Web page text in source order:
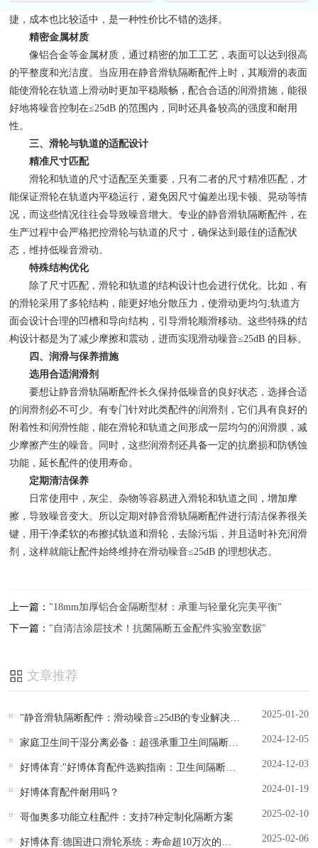
捷，成本也比较适中，是一种性价比不错的选择。
精密金属材质
像铝合金等金属材质，通过精密的加工工艺，表面可以达到很高
的平整度和光洁度。当应用在静音滑轨隔断配件上时，其顺滑的表面
能使滑轮在轨道上滑动时更加平稳顺畅，配合合适的润滑措施，能很
好地将噪音控制在≤25dB 的范围内，同时还具备较高的强度和耐用
性。
三、滑轮与轨道的适配设计
精准尺寸匹配
滑轮和轨道的尺寸适配至关重要，只有二者的尺寸精准匹配，才
能保证滑轮在轨道内平稳运行，避免因尺寸偏差出现卡顿、晃动等情
况，而这些情况往往会导致噪音增大。专业的静音滑轨隔断配件，在
生产过程中会严格把控滑轮与轨道的尺寸，确保达到最佳的适配状
态，维持低噪音滑动。
特殊结构优化
除了尺寸匹配，滑轮和轨道的结构设计也会进行优化。比如，有
的滑轮采用了多轮结构，能更好地分散压力，使滑动更均匀;轨道方
面会设计合理的凹槽和导向结构，引导滑轮顺滑移动。这些特殊的结
构设计都是为了减少摩擦和震动，进而实现滑动噪音≤25dB 的目标。
四、润滑与保养措施
选用合适润滑剂
要想让静音滑轨隔断配件长久保持低噪音的良好状态，选择合适
的润滑剂必不可少。有专门针对此类配件的润滑剂，它们具有良好的
附着性和润滑性能，能在滑轮和轨道之间形成一层均匀的润滑膜，减
少摩擦产生的噪音。同时，这些润滑剂还具备一定的抗磨损和防锈蚀
功能，延长配件的使用寿命。
定期清洁保养
日常使用中，灰尘、杂物等容易进入滑轮和轨道之间，增加摩
擦，导致噪音变大。所以定期对静音滑轨隔断配件进行清洁保养很关
键，用干净柔软的布擦拭轨道和滑轮，去除污垢，并且适时补充润滑
剂，这样就能让配件始终维持在滑动噪音≤25dB 的理想状态。
上一篇： "18mm加厚铝合金隔断型材：承重与轻量化完美平衡"
下一篇： "自清洁涂层技术！抗菌隔断五金配件实验室数据"
文章推荐
"静音滑轨隔断配件：滑动噪音≤25dB的专业解决方案" 2025-01-20
家庭卫生间干湿分离必备：超强承重卫生间隔断立柱配件 2024-12-05
好博体育:"好博体育配件选购指南：卫生间隔断五金如何选才省钱耐用？" 2024-12-03
好博体育配件耐用吗？ 2024-01-19
哥伽奥多功能立柱配件：支持7种定制化隔断方案 2025-02-10
好博体育:德国进口滑轮系统：寿命超10万次的卫生间隔断配件 2025-02-06